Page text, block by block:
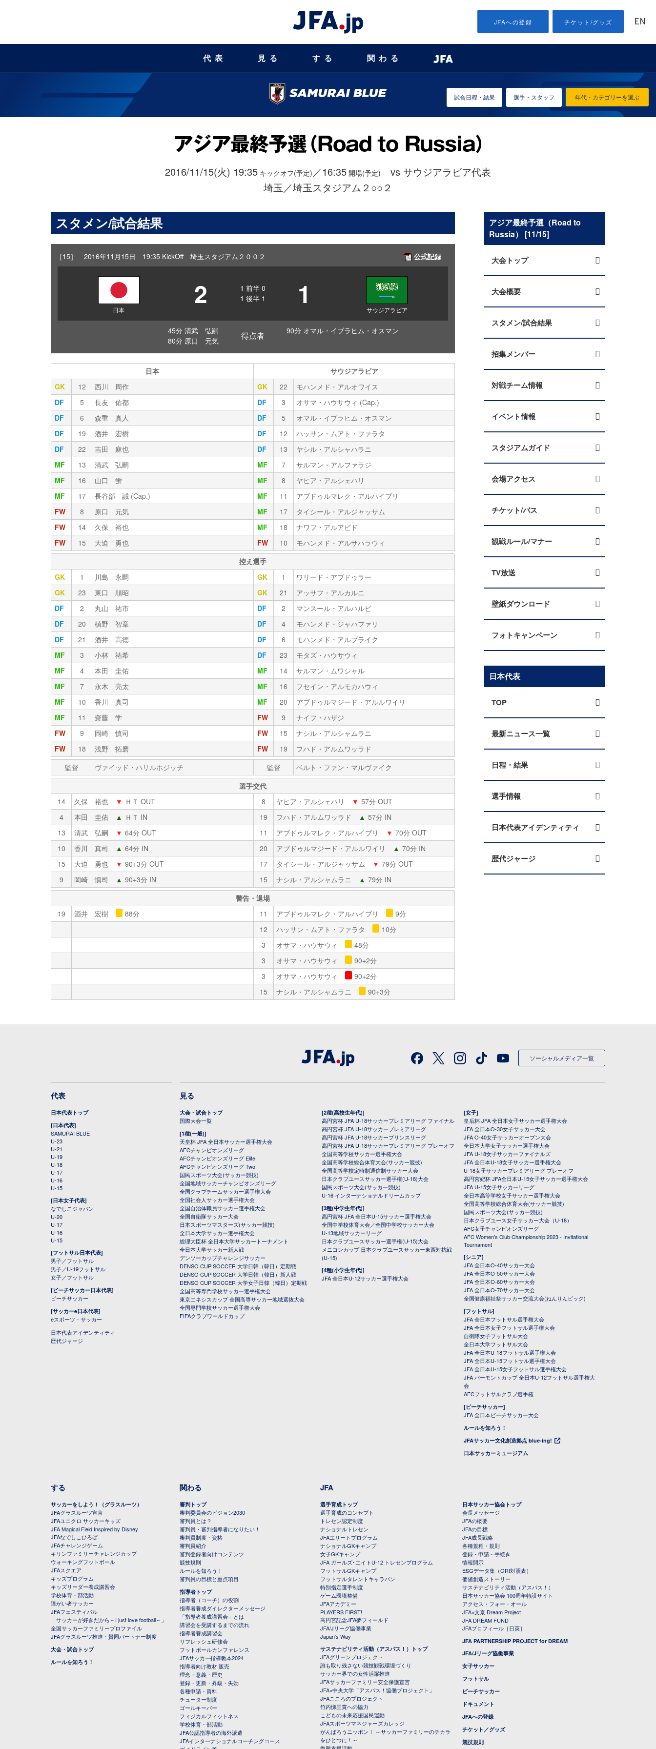
JFAへの登録 チケット/グッズ EN
代表 見る する 関わる
年代・カテゴリーを選ぶ
試合日程・結果 選手・スタッフ
2016/11/15(火) 19:35 キックオフ(予定) ／16:35 開場(予定)
vs サウジアラビア代表
埼玉／埼玉スタジアム２○○２
スタメン/試合結果
［15］ 2016年11月15日 19:35 KickOff 埼玉スタジアム２００２ 公式記録
日本 2 1 前半 0
1 後半 1 1 サウジアラビア
45分 清武 弘嗣
80分 原口 元気
得点者 90分 オマル・イブラヒム・オスマン
日本
サウジアラビア
GK
12 西川 周作 GK 22
モハンメド・アルオワイス
DF
5 長友 佑都 DF 3
オサマ・ハウサウィ (Cap.)
DF
6 森重 真人 DF 5
オマル・イブラヒム・オスマン
DF
19 酒井 宏樹 DF 12
ハッサン・ムアト・ファラタ
DF
22 吉田 麻也 DF 13
ヤシル・アルシャハラニ
MF
13 清武 弘嗣 MF 7
サルマン・アルファラジ
MF
16 山口 蛍 MF 8
ヤヒア・アルシェハリ
MF
17 長谷部 誠 (Cap.) MF 11
アブドゥルマレク・アルハイブリ
FW
8 原口 元気 MF 17
タイシール・アルジャッサム
FW
14 久保 裕也 MF 18
ナワフ・アルアビド
FW
15 大迫 勇也 FW 10
モハンメド・アルサハラウィ
控え選手
GK
1 川島 永嗣 GK 1
ワリード・アブドゥラー
GK
23 東口 順昭 GK 21
アッサフ・アルカルニ
DF
2 丸山 祐市 DF 2
マンスール・アルハルビ
DF
20 槙野 智章 DF 4
モハンメド・ジャハファリ
DF
21 酒井 高徳 DF 6
モハンメド・アルブライク
MF
3 小林 祐希 DF 23
モタズ・ハウサウィ
MF
4 本田 圭佑 MF 14
サルマン・ムワシャル
MF
7 永木 亮太 MF 16
フセイン・アルモカハウィ
MF
10 香川 真司 MF 20
アブドゥルマジード・アルルワイリ
MF
11 齋藤 学 FW 9
ナイフ・ハザジ
FW
9 岡崎 慎司 FW 15
ナシル・アルシャムラニ
FW
18 浅野 拓磨 FW 19
フハド・アルムワッラド
監督
ヴァイッド・ハリルホジッチ 監督
ベルト・ファン・マルヴァイク
選手交代
14
久保 裕也 ▼ ＨＴ OUT 8 ヤヒア・アルシェハリ ▼ 57分 OUT
4
本田 圭佑 ▲ ＨＴ IN 19 フハド・アルムワッラド ▲ 57分 IN
13
清武 弘嗣 ▼ 64分 OUT 11 アブドゥルマレク・アルハイブリ ▼ 70分 OUT
10
香川 真司 ▲ 64分 IN 20 アブドゥルマジード・アルルワイリ ▲ 70分 IN
15
大迫 勇也 ▼ 90+3分 OUT 17 タイシール・アルジャッサム ▼ 79分 OUT
9
岡崎 慎司 ▲ 90+3分 IN 15 ナシル・アルシャムラニ ▲ 79分 IN
警告・退場
19
酒井 宏樹 88分 11 アブドゥルマレク・アルハイブリ
9分
12
ハッサン・ムアト・ファラタ
10分
3
オサマ・ハウサウィ
48分
3
オサマ・ハウサウィ
90+2分
3
オサマ・ハウサウィ
90+2分
15
ナシル・アルシャムラニ 90+3分
アジア最終予選（Road to
Russia） [11/15]
大会トップ
大会概要
スタメン/試合結果
招集メンバー
対戦チーム情報
イベント情報
スタジアムガイド
会場アクセス
チケット/バス
観戦ルール/マナー
TV放送
壁紙ダウンロード
フォトキャンペーン
日本代表
TOP
最新ニュース一覧
日程・結果
選手情報
日本代表アイデンティティ
歴代ジャージ
ソーシャルメディア一覧
代表
日本代表トップ
[日本代表]
SAMURAI BLUE
U-23
U-21
U-19
U-18
U-17
U-16
U-15
[日本女子代表]
なでしこジャパン
U-20
U-17
U-16
U-15
[フットサル日本代表]
男子／フットサル
男子／U-19フットサル
女子／フットサル
[ビーチサッカー日本代表]
ビーチサッカー
[サッカーe日本代表]
eスポーツ・サッカー
日本代表アイデンティティ
歴代ジャージ
見る
大会・試合トップ
国際大会一覧
[1種(一般)]
天皇杯 JFA 全日本サッカー選手権大会
AFCチャンピオンズリーグ
AFCチャンピオンズリーグ Elite
AFCチャンピオンズリーグ Two
国民スポーツ大会(サッカー競技)
全国地域サッカーチャンピオンズリーグ
全国クラブチームサッカー選手権大会
全国社会人サッカー選手権大会
全国自治体職員サッカー選手権大会
全国自衛隊サッカー大会
日本スポーツマスターズ(サッカー競技)
全日本大学サッカー選手権大会
総理大臣杯 全日本大学サッカートーナメント
全日本大学サッカー新人戦
デンソーカップチャレンジサッカー
DENSO CUP SOCCER 大学日韓（韓日）定期戦
DENSO CUP SOCCER 大学日韓（韓日）新人戦
DENSO CUP SOCCER 大学女子日韓（韓日）定期戦
全国高等専門学校サッカー選手権大会
東京エネシスカップ 全国高専サッカー地域選抜大会
全国専門学校サッカー選手権大会
FIFAクラブワールドカップ
[2種(高校生年代)]
高円宮杯 JFA U-18サッカープレミアリーグ ファイナル
高円宮杯 JFA U-18サッカープレミアリーグ
高円宮杯 JFA U-18サッカープリンスリーグ
高円宮杯 JFA U-18サッカープレミアリーグ プレーオフ
全国高等学校サッカー選手権大会
全国高等学校総合体育大会(サッカー競技)
全国高等学校定時制通信制サッカー大会
日本クラブユースサッカー選手権(U-18)大会
国民スポーツ大会(サッカー競技)
U-16 インターナショナルドリームカップ
[3種(中学生年代)]
高円宮杯 JFA 全日本U-15サッカー選手権大会
全国中学校体育大会／全国中学校サッカー大会
U-13地域サッカーリーグ
日本クラブユースサッカー選手権(U-15)大会
メニコンカップ 日本クラブユースサッカー東西対抗戦
(U-15)
[4種(小学生年代)]
JFA 全日本U-12サッカー選手権大会
[女子]
皇后杯 JFA 全日本女子サッカー選手権大会
JFA 全日本O-30女子サッカー大会
JFA O-40女子サッカーオープン大会
全日本大学女子サッカー選手権大会
JFA U-18女子サッカーファイナルズ
JFA 全日本U-18女子サッカー選手権大会
U-18女子サッカープレミアリーグ プレーオフ
高円宮妃杯 JFA全日本U-15女子サッカー選手権大会
JFA U-15女子サッカーリーグ
全日本高等学校女子サッカー選手権大会
全国高等学校総合体育大会(サッカー競技)
国民スポーツ大会(サッカー競技)
日本クラブユース女子サッカー大会（U-18）
AFC女子チャンピオンズリーグ
AFC Women's Club Championship 2023 - Invitational
Tournament
[シニア]
JFA 全日本O-40サッカー大会
JFA 全日本O-50サッカー大会
JFA 全日本O-60サッカー大会
JFA 全日本O-70サッカー大会
全国健康福祉祭サッカー交流大会(ねんりんピック)
[フットサル]
JFA 全日本フットサル選手権大会
JFA 全日本女子フットサル選手権大会
自衛隊女子フットサル大会
全日本大学フットサル大会
JFA 全日本U-18フットサル選手権大会
JFA 全日本U-15フットサル選手権大会
JFA 全日本U-15女子フットサル選手権大会
JFA バーモントカップ 全日本U-12フットサル選手権大
会
AFCフットサルクラブ選手権
[ビーチサッカー]
JFA 全日本ビーチサッカー大会
ルールを知ろう！
JFAサッカー文化創造拠点 blue-ing!
日本サッカーミュージアム
する
サッカーをしよう！（グラスルーツ）
JFAグラスルーツ宣言
JFAユニクロ サッカーキッズ
JFA Magical Field Inspired by Disney
JFAなでしこひろば
JFAチャレンジゲーム
キリンファミリーチャレンジカップ
ウォーキングフットボール
JFAスクエア
キッズプログラム
キッズリーダー養成講習会
学校体育・部活動
障がい者サッカー
JFAフェスティバル
「サッカーが好きだから～I just love football～」
全国サッカーファミリープロファイル
JFAグラスルーツ推進・賛同パートナー制度
大会・試合トップ
ルールを知ろう！
関わる
審判トップ
審判委員会のビジョン2030
審判員とは？
審判員・審判指導者になりたい！
審判員制度・資格
審判員紹介
審判登録者向けコンテンツ
競技規則
ルールを知ろう！
審判員の目標と重点項目
指導者トップ
指導者（コーチ）の役割
指導者養成ダイレクターメッセージ
「指導者養成講習会」とは
講習会を受講するまでの流れ
指導者養成講習会
リフレッシュ研修会
フットボールカンファレンス
JFAサッカー指導教本2024
指導者向け教材 販売
理念・意義・歴史
登録・更新・昇級・失効
各種申請・資料
チューター制度
ゴールキーパー
フィジカルフィットネス
学校体育・部活動
JFA公認指導者の海外派遣
JFAインターナショナルコーチングコース
JFA
選手育成トップ
選手育成のコンセプト
トレセン認定制度
ナショナルトレセン
JFAエリートプログラム
ナショナルGKキャンプ
女子GKキャンプ
JFA ガールズ･エイトU-12 トレセンプログラム
フットサルGKキャンプ
フットサルタレントキャラバン
特別指定選手制度
ゲーム環境整備
JFAアカデミー
PLAYERS FIRST!
高円宮記念JFA夢フィールド
JFA/Jリーグ協働事業
Japan's Way
サステナビリティ活動（アスパス！）トップ
JFAグリーンプロジェクト
誰も取り残さない競技観戦環境づくり
サッカー界での女性活躍推進
JFAサッカーファミリー安全保護宣言
JFA×中央大学「アスパス！協働プロジェクト」
JFAこころのプロジェクト
竹内悌三賞への協力
こどもの未来応援国民運動
JFAスポーツマネジャーズカレッジ
がんばろうニッポン！ ～サッカーファミリーのチカラ
をひとつに！～
日本サッカー協会トップ
会長メッセージ
JFAの概要
JFAの目標
JFA成長戦略
各種規程・規則
登録・申請・手続き
情報開示
ESGデータ集（GRI対照表）
価値創造ストーリー
サステナビリティ活動（アスパス！）
日本サッカー協会 100周年特設サイト
アクセス・フォー・オール
JFA×文京 Dream Project
JFA DREAM FUND
JFAプロフィール［日英］
JFA PARTNERSHIP PROJECT for DREAM
JFA/Jリーグ協働事業
女子サッカー
フットサル
ビーチサッカー
ドキュメント
JFAへの登録
チケット／グッズ
競技規則